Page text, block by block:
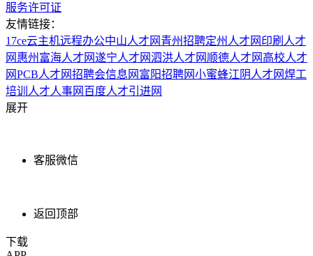
服务许可证
友情链接：
17ce云主机远程办公中山人才网 青州招聘定州人才网 印刷人才
网 惠州富海人才网遂宁人才网泗洪人才网 顺德人才网 高校人才
网PCB人才网招聘会信息网 富阳招聘网小蜜蜂江阴人才网焊工
培训 人才人事网 百度人才引进网
展开
客服微信
返回顶部
下载